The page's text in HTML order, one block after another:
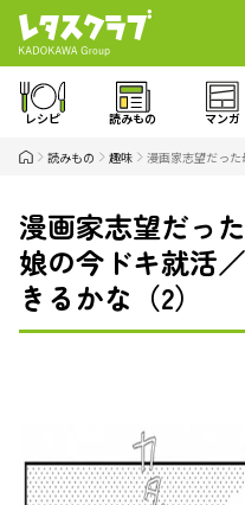
レシピ 読みもの マンガ
読みもの 趣味 漫画家志望だっ
漫画家志望だっ
娘の今ドキ就活
きるかな（2）